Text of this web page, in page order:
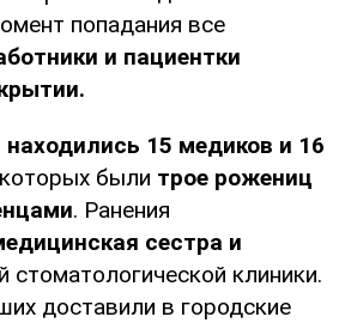
попадания все
и пациентки
находились 15 медиков и 16
были трое рожениц
. Ранения
сестра и
стоматологической клиники.
доставили в городские